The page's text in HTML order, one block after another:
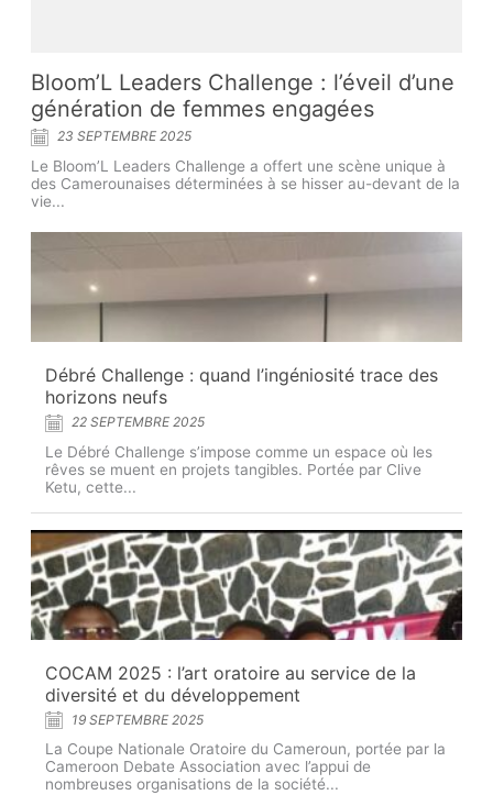
Bloom’L Leaders Challenge : l’éveil d’une
génération de femmes engagées
23 SEPTEMBRE 2025
Le Bloom’L Leaders Challenge a offert une scène unique à
des Camerounaises déterminées à se hisser au-devant de la
vie...
Débré Challenge : quand l’ingéniosité trace des
horizons neufs
22 SEPTEMBRE 2025
Le Débré Challenge s’impose comme un espace où les
rêves se muent en projets tangibles. Portée par Clive
Ketu, cette...
COCAM 2025 : l’art oratoire au service de la
diversité et du développement
19 SEPTEMBRE 2025
La Coupe Nationale Oratoire du Cameroun, portée par la
Cameroon Debate Association avec l’appui de
nombreuses organisations de la société...